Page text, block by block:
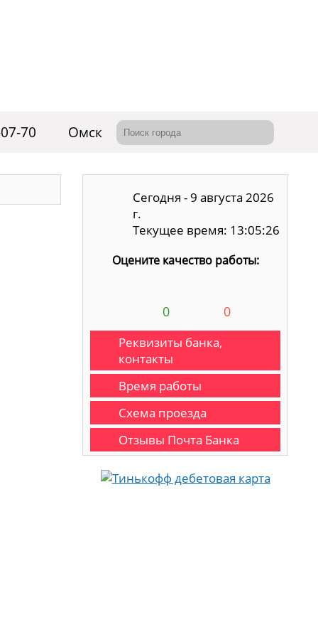
70 Омск
Сегодня - 9 августа 2026
г.
Текущее время: 13:05:27
Оцените качество работы:
0 0
Реквизиты банка,
контакты
Время работы
Схема проезда
Отзывы Почта Банка